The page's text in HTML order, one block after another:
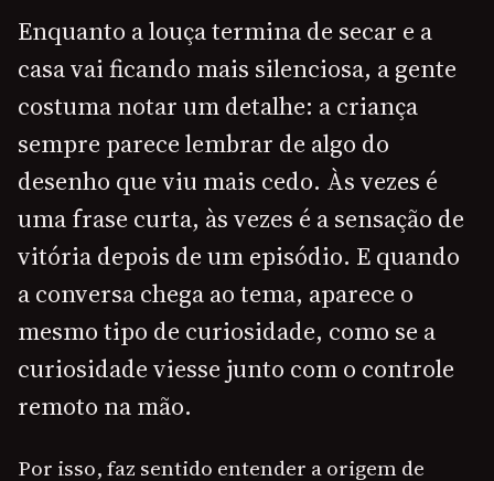
Enquanto a louça termina de secar e a
casa vai ficando mais silenciosa, a gente
costuma notar um detalhe: a criança
sempre parece lembrar de algo do
desenho que viu mais cedo. Às vezes é
uma frase curta, às vezes é a sensação de
vitória depois de um episódio. E quando
a conversa chega ao tema, aparece o
mesmo tipo de curiosidade, como se a
curiosidade viesse junto com o controle
remoto na mão.
Por isso, faz sentido entender a origem de